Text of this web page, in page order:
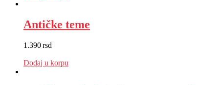
Antičke teme
1.390rsd
Dodaj u korpu